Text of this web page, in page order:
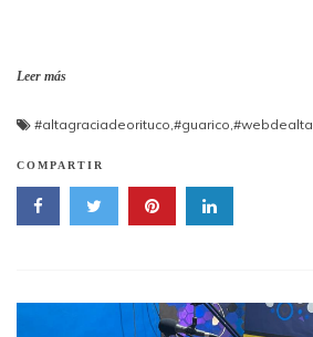
Leer más
#altagraciadeorituco #guarico #webdealta
COMPARTIR